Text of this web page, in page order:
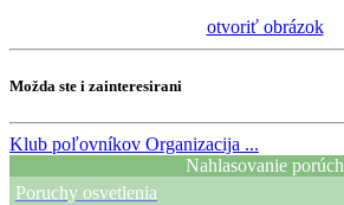
otvoriť obrázok
Možda ste i zainteresirani
Klub poľovníkov Organizacija ...
Nahlasovanie porúch
Poruchy osvetlenia